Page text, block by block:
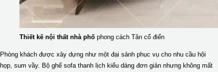
Thiết kế nội thất nhà phố phong cách Tân cổ điển
Phòng khách được xây dựng như một đại sảnh phục vụ cho nhu cầu hội
họp, sum vầy. Bộ ghế sofa thanh lịch kiểu dáng đơn giản nhưng không mất